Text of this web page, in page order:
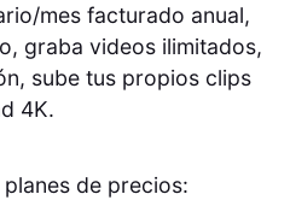
mes facturado anual,
graba videos ilimitados,
sube tus propios clips
4K.
de precios: